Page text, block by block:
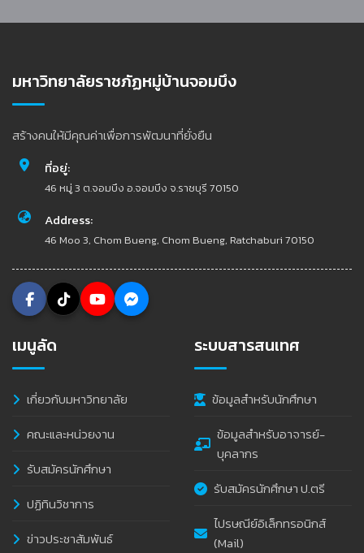
มหาวิทยาลัยราชภัฏหมู่บ้านจอมบึง
สร้างคนให้มีคุณค่าเพื่อการพัฒนาที่ยั่งยืน
ที่อยู่:
46 หมู่ 3 ต.จอมบึง อ.จอมบึง จ.ราชบุรี 70150
Address:
46 Moo 3, Chom Bueng, Chom Bueng, Ratchaburi 70150
เมนูลัด
เกี่ยวกับมหาวิทยาลัย
คณะและหน่วยงาน
รับสมัครนักศึกษา
ปฏิทินวิชาการ
ข่าวประชาสัมพันธ์
ระบบสารสนเทศ
ข้อมูลสำหรับนักศึกษา
ข้อมูลสำหรับอาจารย์-
บุคลากร
รับสมัครนักศึกษา ป.ตรี
ไปรษณีย์อิเล็กทรอนิกส์
(Mail)